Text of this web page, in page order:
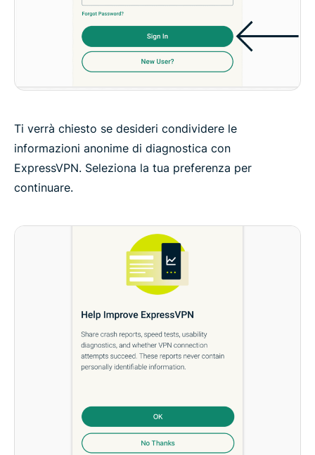
Ti verrà chiesto se desideri condividere le
informazioni anonime di diagnostica con
ExpressVPN. Seleziona la tua preferenza per
continuare.